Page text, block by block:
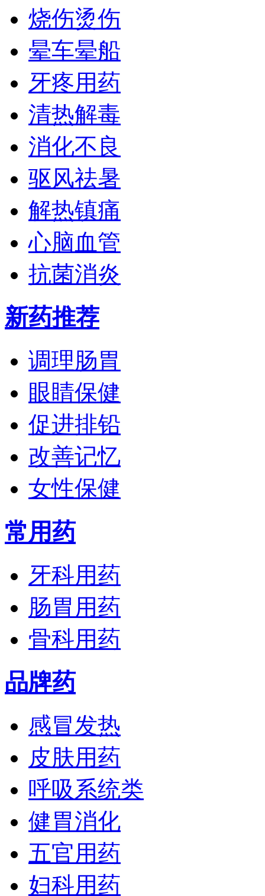
烧伤烫伤
晕车晕船
牙疼用药
清热解毒
消化不良
驱风祛暑
解热镇痛
心脑血管
抗菌消炎
新药推荐
调理肠胃
眼睛保健
促进排铅
改善记忆
女性保健
常用药
牙科用药
肠胃用药
骨科用药
品牌药
感冒发热
皮肤用药
呼吸系统类
健胃消化
五官用药
妇科用药